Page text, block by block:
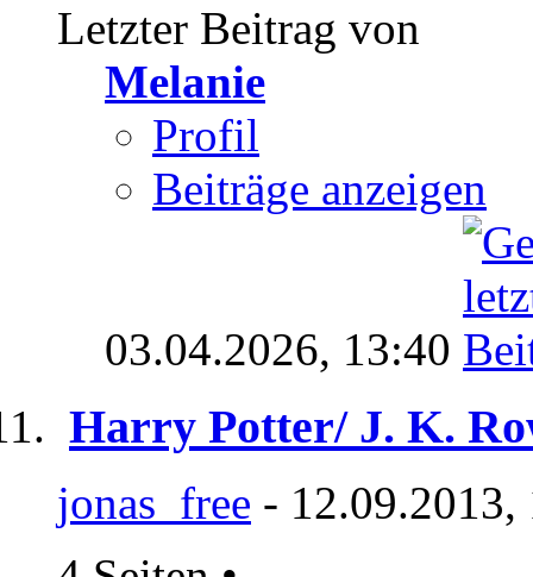
Letzter Beitrag von
Melanie
Profil
Beiträge anzeigen
03.04.2026, 13:40
Harry Potter/ J. K.
jonas_free -